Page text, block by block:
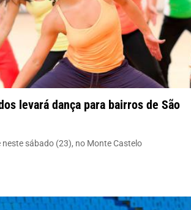
levará dança para bairros de São
sábado (23), no Monte Castelo